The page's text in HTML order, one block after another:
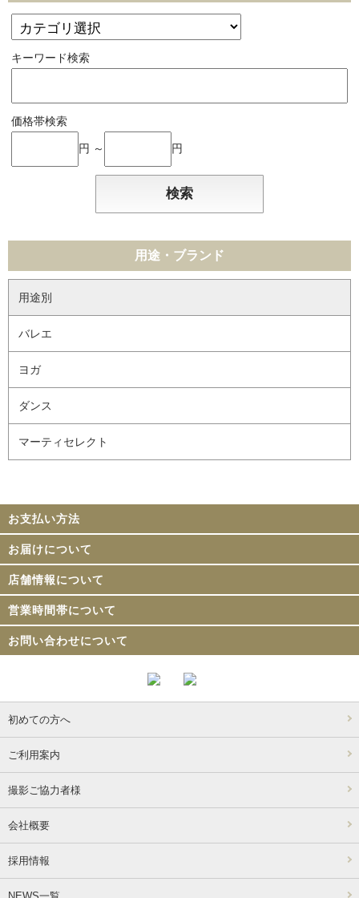
キーワード検索
価格帯検索
円 ～ 円
用途・ブランド
用途別
バレエ
ヨガ
ダンス
マーティセレクト
お支払い方法
お届けについて
店舗情報について
営業時間帯について
お問い合わせについて
初めての方へ
ご利用案内
撮影ご協力者様
会社概要
採用情報